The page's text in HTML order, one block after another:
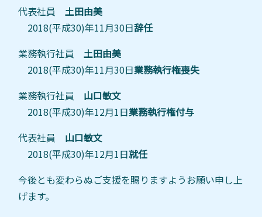
代表社員 土田由美
2018(平成30)年11月30日辞任
業務執行社員 土田由美
2018(平成30)年11月30日業務執行権喪失
業務執行社員 山口敏文
2018(平成30)年12月1日業務執行権付与
代表社員 山口敏文
2018(平成30)年12月1日就任
今後とも変わらぬご支援を賜りますようお願い申し上
げます。